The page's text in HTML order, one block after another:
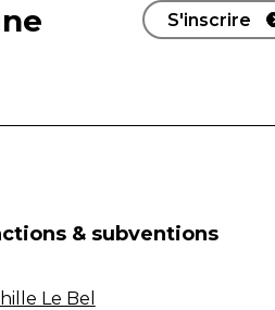
S'inscrire
& subventions
Le Bel